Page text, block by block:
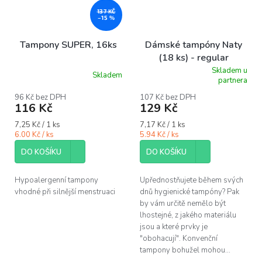
137 KČ
–15 %
Tampony SUPER, 16ks
Skladem
96 Kč bez DPH
116 Kč
Měrná
cena:
7,25 Kč / 1 ks
6.00 Kč / ks
DO KOŠÍKU
Hypoalergenní tampony
vhodné při silnější menstruaci
Dámské tampóny Naty
(18 ks) - regular
produktu
je
z
5
hvězdiček.
Skladem u
partnera
107 Kč bez DPH
129 Kč
Měrná
cena:
7,17 Kč / 1 ks
5.94 Kč / ks
DO KOŠÍKU
Upřednostňujete během svých
dnů hygienické tampóny? Pak
by vám určitě nemělo být
lhostejné, z jakého materiálu
jsou a které prvky je
"obohacují". Konvenční
tampony bohužel mohou...